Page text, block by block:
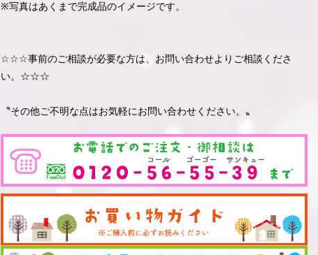
※写真はあくまで完成品のイメージです。
☆☆☆事前のご相談が必要な方は、お問い合わせよりご相談くださ
い。☆☆☆
〝その他ご不明な点はお気軽にお問い合わせください。〟